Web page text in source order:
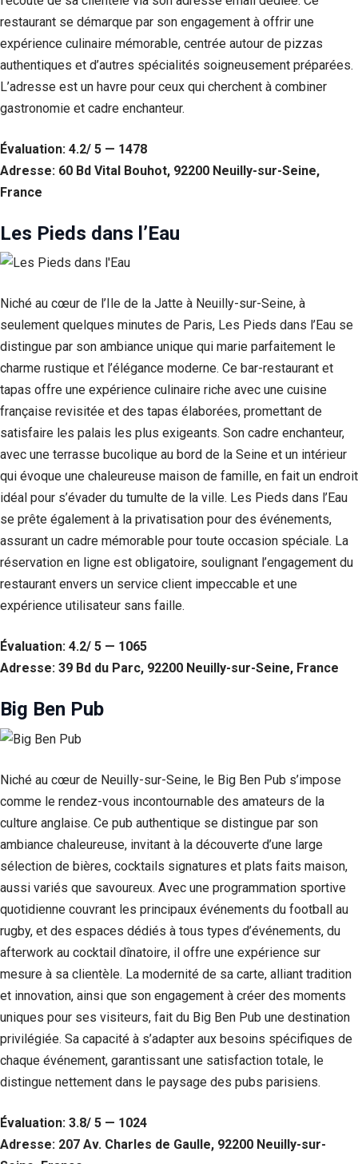
restaurant se démarque par son engagement à offrir une
expérience culinaire mémorable, centrée autour de pizzas
authentiques et d’autres spécialités soigneusement préparées.
L’adresse est un havre pour ceux qui cherchent à combiner
gastronomie et cadre enchanteur.
Évaluation: 4.2/ 5 — 1478
Adresse: 60 Bd Vital Bouhot, 92200 Neuilly-sur-Seine,
France
Les Pieds dans l’Eau
Niché au cœur de l’Ile de la Jatte à Neuilly-sur-Seine, à
seulement quelques minutes de Paris, Les Pieds dans l’Eau se
distingue par son ambiance unique qui marie parfaitement le
charme rustique et l’élégance moderne. Ce bar-restaurant et
tapas offre une expérience culinaire riche avec une cuisine
française revisitée et des tapas élaborées, promettant de
satisfaire les palais les plus exigeants. Son cadre enchanteur,
avec une terrasse bucolique au bord de la Seine et un intérieur
qui évoque une chaleureuse maison de famille, en fait un endroit
idéal pour s’évader du tumulte de la ville. Les Pieds dans l’Eau
se prête également à la privatisation pour des événements,
assurant un cadre mémorable pour toute occasion spéciale. La
réservation en ligne est obligatoire, soulignant l’engagement du
restaurant envers un service client impeccable et une
expérience utilisateur sans faille.
Évaluation: 4.2/ 5 — 1065
Adresse: 39 Bd du Parc, 92200 Neuilly-sur-Seine, France
Big Ben Pub
Niché au cœur de Neuilly-sur-Seine, le Big Ben Pub s’impose
comme le rendez-vous incontournable des amateurs de la
culture anglaise. Ce pub authentique se distingue par son
ambiance chaleureuse, invitant à la découverte d’une large
sélection de bières, cocktails signatures et plats faits maison,
aussi variés que savoureux. Avec une programmation sportive
quotidienne couvrant les principaux événements du football au
rugby, et des espaces dédiés à tous types d’événements, du
afterwork au cocktail dînatoire, il offre une expérience sur
mesure à sa clientèle. La modernité de sa carte, alliant tradition
et innovation, ainsi que son engagement à créer des moments
uniques pour ses visiteurs, fait du Big Ben Pub une destination
privilégiée. Sa capacité à s’adapter aux besoins spécifiques de
chaque événement, garantissant une satisfaction totale, le
distingue nettement dans le paysage des pubs parisiens.
Évaluation: 3.8/ 5 — 1024
Adresse: 207 Av. Charles de Gaulle, 92200 Neuilly-sur-
Nécessaire
Ces cookies ne
sont pas
facultatifs. Ils
nécessaires au
du site Web.
Statistiques
nous
puissions
fonctionnalité
et la structure
du site Web,
en fonction
de la façon
dont le site
utilisé.
site Web
fonctionne
de votre visite.
refusez ces
certaines
fonctionnalités
disparaîtront
du site Web.
Marketing
En partageant
votre intérêt et
comportement
lorsque vous
site, vous
augmentez les
voir du
contenu et des
offres
personnalisés.